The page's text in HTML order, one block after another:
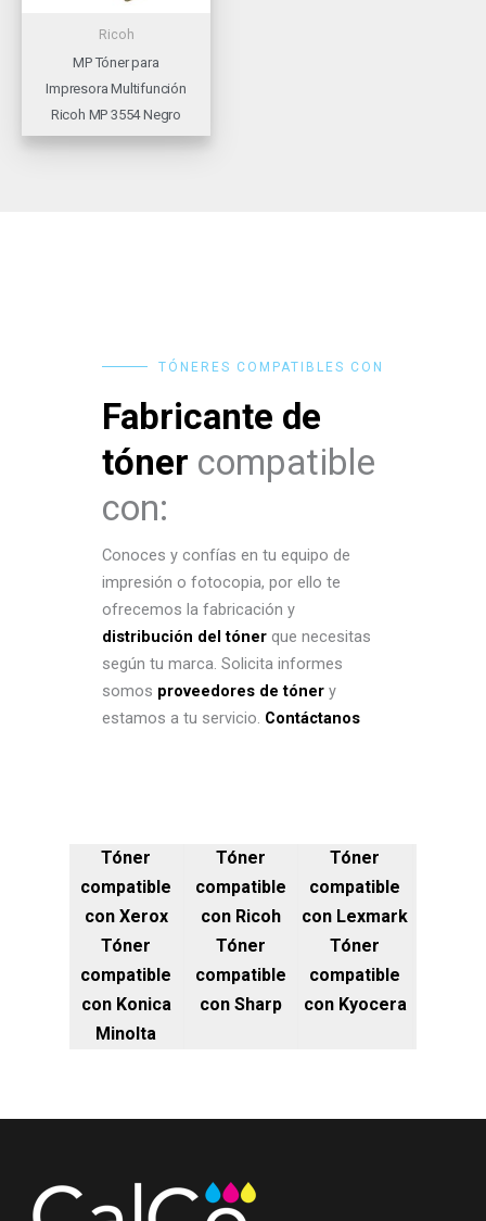
Ricoh
MP Tóner para
Impresora Multifunción
Ricoh MP 3554 Negro
TÓNERES COMPATIBLES CON
Fabricante de
tóner compatible
con:
Conoces y confías en tu equipo de
impresión o fotocopia, por ello te
ofrecemos la fabricación y
distribución del tóner que necesitas
según tu marca. Solicita informes
somos proveedores de tóner y
estamos a tu servicio. Contáctanos
Tóner
compatible
con Xerox
Tóner
compatible
con Ricoh
Tóner
compatible
con Lexmark
Tóner
compatible
con Konica
Minolta
Tóner
compatible
con Sharp
Tóner
compatible
con Kyocera